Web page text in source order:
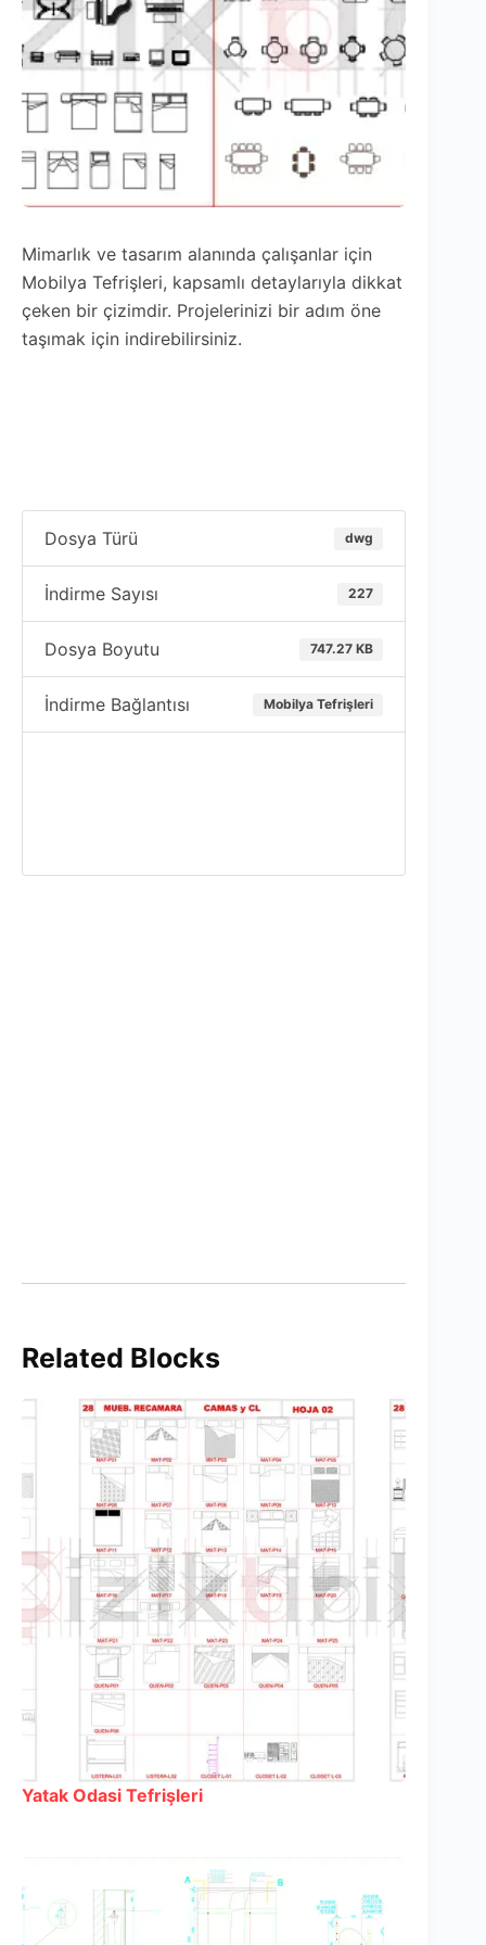
Mimarlık ve tasarım alanında çalışanlar için
Mobilya Tefrişleri, kapsamlı detaylarıyla dikkat
çeken bir çizimdir. Projelerinizi bir adım öne
taşımak için indirebilirsiniz.
Dosya Türü dwg
İndirme Sayısı 227
Dosya Boyutu 747.27 KB
İndirme Bağlantısı Mobilya Tefrişleri
Related Blocks
Yatak Odasi Tefrişleri